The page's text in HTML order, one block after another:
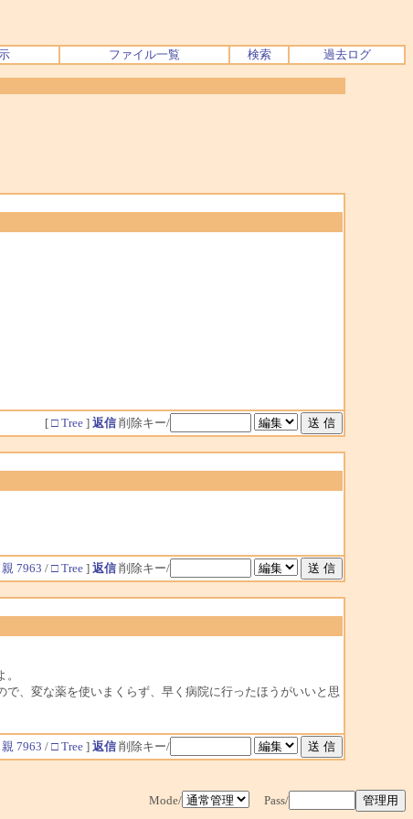
ファイル一覧 検索 過去ログ
[ □ Tree] 返信 削除キー/
親 7963 / □ Tree] 返信 削除キー/
、変な薬を使いまくらず、早く病院に行ったほうがいいと思
親 7963 / □ Tree] 返信 削除キー/
Mode/ Pass/